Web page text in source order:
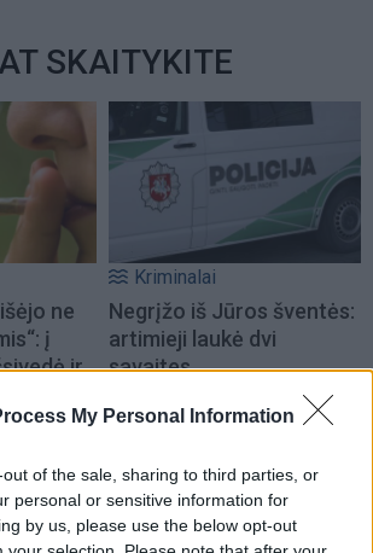
My Personal Information
of the sale, sharing to third parties, or
personal or sensitive information for
by us, please use the below opt-out
SKAITYKITE
ne
į
ir
Kriminalai
Negrįžo iš Jūros šventės:
artimieji laukė dvi
savaites